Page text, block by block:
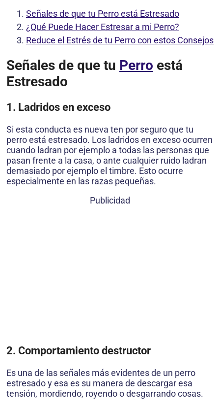
Señales de que tu Perro está Estresado
¿Qué Puede Hacer Estresar a mi Perro?
Reduce el Estrés de tu Perro con estos Consejos
Señales de que tu Perro está
Estresado
1. Ladridos en exceso
Si esta conducta es nueva ten por seguro que tu
perro está estresado. Los ladridos en exceso ocurren
cuando ladran por ejemplo a todas las personas que
pasan frente a la casa, o ante cualquier ruido ladran
demasiado por ejemplo el timbre. Esto ocurre
especialmente en las razas pequeñas.
Publicidad
2. Comportamiento destructor
Es una de las señales más evidentes de un perro
estresado y esa es su manera de descargar esa
tensión, mordiendo, royendo o desgarrando cosas.